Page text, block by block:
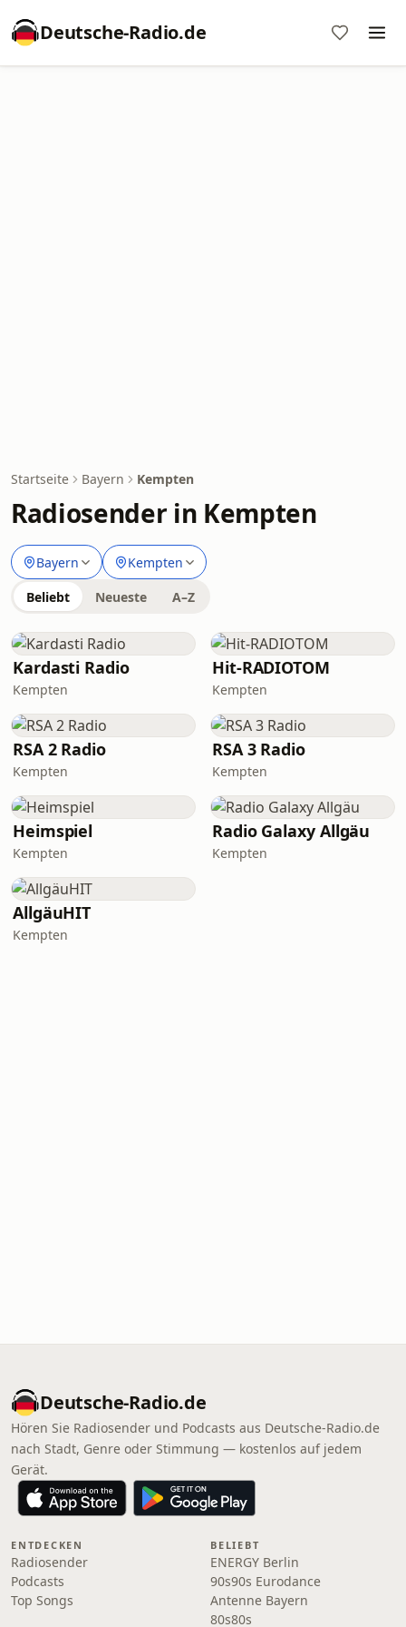
Deutsche-Radio.de
Startseite Bayern Kempten
Radiosender in Kempten
Bayern Kempten
Beliebt Neueste A–Z
Kardasti Radio
Kempten
Hit-RADIOTOM
Kempten
RSA 2 Radio
Kempten
RSA 3 Radio
Kempten
Heimspiel
Kempten
Radio Galaxy Allgäu
Kempten
AllgäuHIT
Kempten
Deutsche-Radio.de
Hören Sie Radiosender und Podcasts aus Deutsche-Radio.de
nach Stadt, Genre oder Stimmung — kostenlos auf jedem
Gerät.
ENTDECKEN
Radiosender
Podcasts
Top Songs
BELIEBT
ENERGY Berlin
90s90s Eurodance
Antenne Bayern
80s80s